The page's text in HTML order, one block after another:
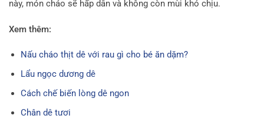
này, món cháo sẽ hấp dẫn và không còn mùi khó chịu.
Xem thêm:
Nấu cháo thịt dê với rau gì cho bé ăn dặm?
Lẩu ngọc dương dê
Cách chế biến lòng dê ngon
Chân dê tươi